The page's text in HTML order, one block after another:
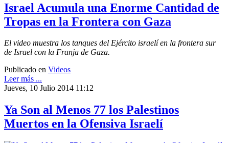
Israel Acumula una Enorme Cantidad de
Tropas en la Frontera con Gaza
El video muestra los tanques del Ejército israelí en la frontera sur
de Israel con la Franja de Gaza.
Publicado en Videos
Leer más ...
Jueves, 10 Julio 2014 11:12
Ya Son al Menos 77 los Palestinos
Muertos en la Ofensiva Israelí